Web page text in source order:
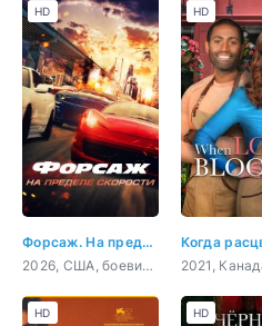
Форсаж. На пределе скорости
2026, США, боевик, криминал
HD HD
HD HD